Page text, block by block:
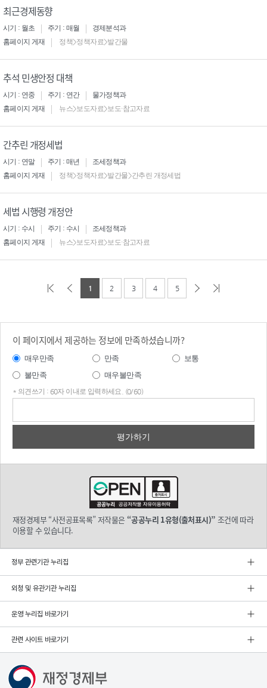
최근경제동향
시기 : 월초 주기 : 매월
경제분석과
홈페이지 게재
정책>정책자료>발간물
추석 민생안정 대책
시기 : 연중 주기 : 연간
물가정책과
홈페이지 게재
뉴스>보도자료>보도·참고자료
간추린 개정세법
시기 : 연말 주기 : 매년
조세정책과
홈페이지 게재
정책>정책자료>발간물>간추린 개정세법
세법 시행령 개정안
시기 : 수시 주기 : 수시
조세정책과
홈페이지 게재
뉴스>보도자료>보도·참고자료
1 2 3 4 5
이 페이지에서 제공하는 정보에 만족하셨습니까?
매우만족 만족
보통
불만족
매우불만족
* 의견쓰기 : 60자 이내로 입력하세요. (0/60)
재정경제부 “사전공표목록” 저작물은 “공공누리 1유형(출처표시)” 조건에 따라
이용할 수 있습니다.
정부 관련기관 누리집
외청 및 유관기관 누리집
운영 누리집 바로가기
관련 사이트 바로가기